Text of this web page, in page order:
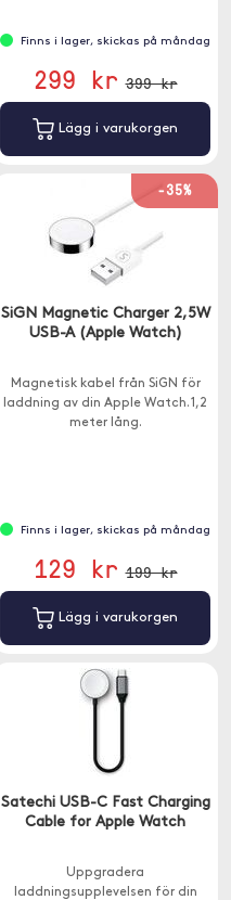
Finns i lager, skickas på måndag
299 kr 399 kr
Lägg i varukorgen
-35%
SiGN Magnetic Charger 2,5W
USB-A (Apple Watch)
Magnetisk kabel från SiGN för
laddning av din Apple Watch. 1,2
meter lång.
Finns i lager, skickas på måndag
129 kr 199 kr
Lägg i varukorgen
Satechi USB-C Fast Charging
Cable for Apple Watch
Uppgradera
laddningsupplevelsen för din